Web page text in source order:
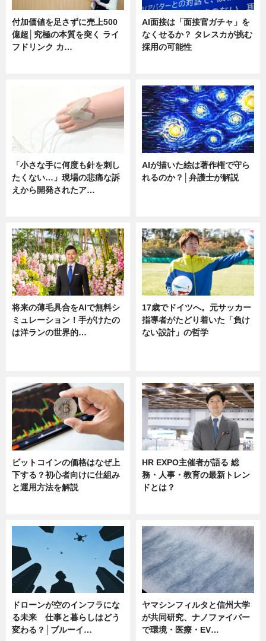
付加価値を足さずに売上500
億超│究極の本質を突く ライ
フドリンク カ…
AI面接は「面接官ガチャ」を
なくせるか？ タレスカが挑む
採用の可能性
「小さな手に何度も針を刺し
たくない…」現場の悲痛な訴
えから開発されたア…
AIが描いた絵は著作権で守ら
れるのか？│弁護士が解説
将来の薄毛具合をAIで無料シ
ミュレーション！手がけたの
は洋ランの世界的…
17歳でドイツへ。元サッカー
指導者がたどり着いた「負け
ない設計」の哲学
ビットコインの価格はなぜ上
下する？初心者向けに仕組み
と運用方法を解説
HR EXPO主催者が語る 総
務・人事・教育の最新トレン
ドとは？
ドローンが空のインフラにな
る未来 仕事と暮らしはどう
変わる？│ブルーイ…
ヤマシンフィルタと信州大学
が共同研究、ナノファイバー
で環境・医療・EV…